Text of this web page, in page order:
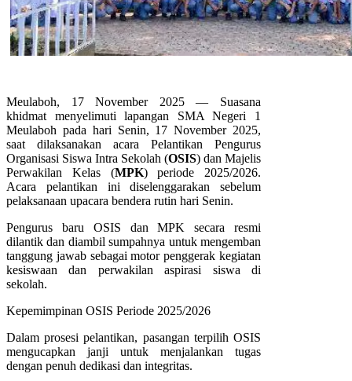
Meulaboh, 17 November 2025 — Suasana
khidmat menyelimuti lapangan SMA Negeri 1
Meulaboh pada hari Senin, 17 November 2025,
saat dilaksanakan acara Pelantikan Pengurus
Organisasi Siswa Intra Sekolah (OSIS) dan Majelis
Perwakilan Kelas (MPK) periode 2025/2026.
Acara pelantikan ini diselenggarakan sebelum
pelaksanaan upacara bendera rutin hari Senin.
Pengurus baru OSIS dan MPK secara resmi
dilantik dan diambil sumpahnya untuk mengemban
tanggung jawab sebagai motor penggerak kegiatan
kesiswaan dan perwakilan aspirasi siswa di
sekolah.
Kepemimpinan OSIS Periode 2025/2026
Dalam prosesi pelantikan, pasangan terpilih OSIS
mengucapkan janji untuk menjalankan tugas
dengan penuh dedikasi dan integritas.